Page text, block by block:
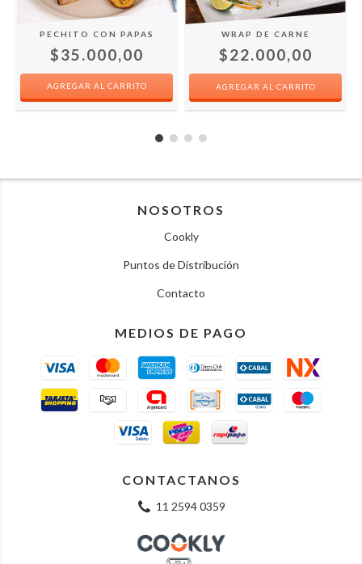
PECHITO CON PAPAS
$35.000,00
WRAP DE CARNE
$22.000,00
NOSOTROS
Cookly
Puntos de Distribución
Contacto
MEDIOS DE PAGO
CONTACTANOS
11 2594 0359